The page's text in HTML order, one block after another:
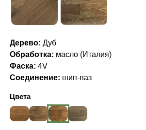
Дерево: Дуб
Обработка: масло (Италия)
Фаска: 4V
Соединение: шип-паз
Цвета